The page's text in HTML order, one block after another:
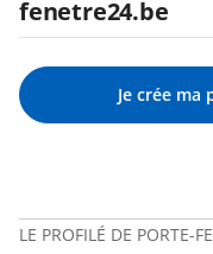
fenetre24.be
Je crée
LE PROFILÉ DE PORTE-